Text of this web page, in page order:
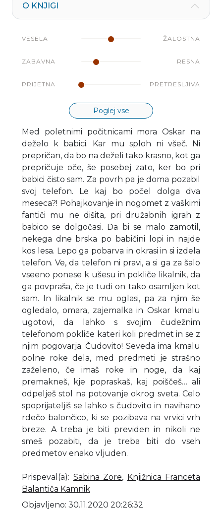
O KNJIGI
VESELA ŽALOSTNA
ZABAVNA RESNA
PRIJETNA PRETRESLJIVA
Poglej vse
Med poletnimi počitnicami mora Oskar na
deželo k babici. Kar mu sploh ni všeč. Ni
prepričan, da bo na deželi tako krasno, kot ga
prepričuje oče, še posebej zato, ker bo pri
babici čisto sam. Za povrh pa je doma pozabil
svoj telefon. Le kaj bo počel dolga dva
meseca?! Pohajkovanje in nogomet z vaškimi
fantiči mu ne dišita, pri družabnih igrah z
babico se dolgočasi. Da bi se malo zamotil,
nekega dne brska po babičini lopi in najde
kos lesa. Lepo ga pobarva in okrasi in si izdela
telefon. Ve, da telefon ni pravi, a si ga za šalo
vseeno ponese k ušesu in pokliče likalnik, da
ga povpraša, če je tudi on tako osamljen kot
sam. In likalnik se mu oglasi, pa za njim še
ogledalo, omara, zajemalka in Oskar kmalu
ugotovi, da lahko s svojim čudežnim
telefonom pokliče kateri koli predmet in se z
njim pogovarja. Čudovito! Seveda ima kmalu
polne roke dela, med predmeti je strašno
zaželeno, če imaš roke in noge, da kaj
premakneš, kje popraskaš, kaj poiščeš… ali
odpelješ stol na potovanje okrog sveta. Celo
spoprijateljiš se lahko s čudovito in navihano
rdečo balončico, ki se pozibava na vrvici vrh
breze. A treba je biti previden in nikoli ne
smeš pozabiti, da je treba biti do vseh
predmetov enako vljuden.
Prispeval(a): Sabina Zore, Knjižnica Franceta
Balantiča Kamnik
Objavljeno: 30.11.2020 20:26:32